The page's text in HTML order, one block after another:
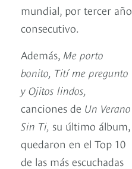
mundial, por tercer año
consecutivo.
Además, Me porto
bonito, Tití me pregunto
y Ojitos lindos,
canciones de Un Verano
Sin Ti, su último álbum,
quedaron en el Top 10
de las más escuchadas